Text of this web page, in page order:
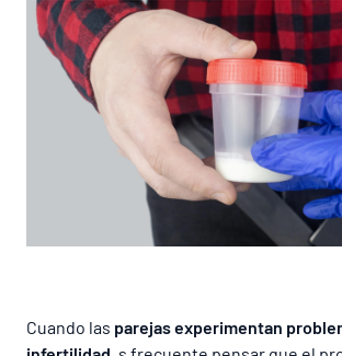
Lista de precios
Cuando las parejas experimentan